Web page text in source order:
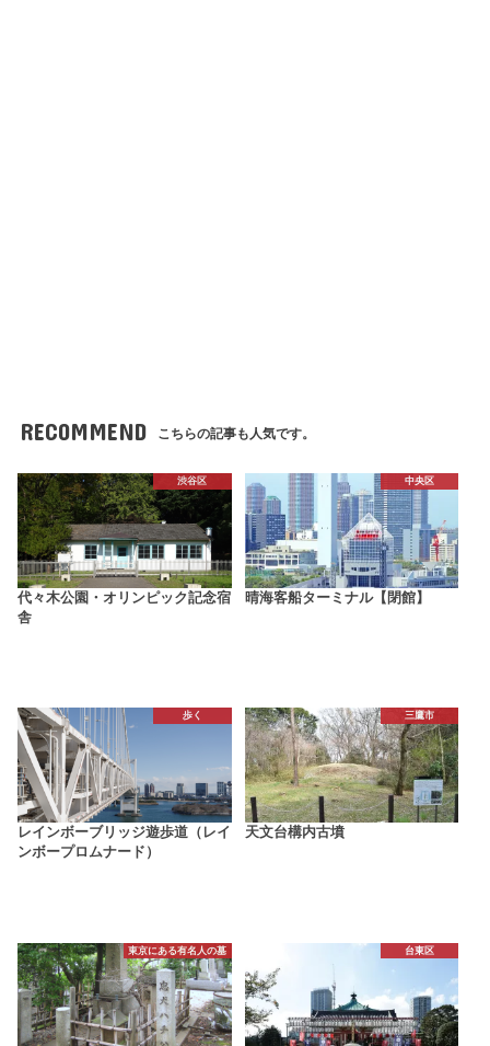
RECOMMEND こちらの記事も人気です。
渋谷区
代々木公園・オリンピック記念宿
舎
中央区
晴海客船ターミナル【閉館】
歩く
レインボーブリッジ遊歩道（レイ
ンボープロムナード）
三鷹市
天文台構内古墳
東京にある有名人の墓 台東区